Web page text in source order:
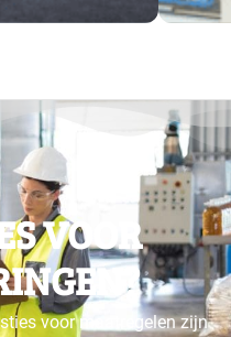
VOOR
voor maatregelen zijn